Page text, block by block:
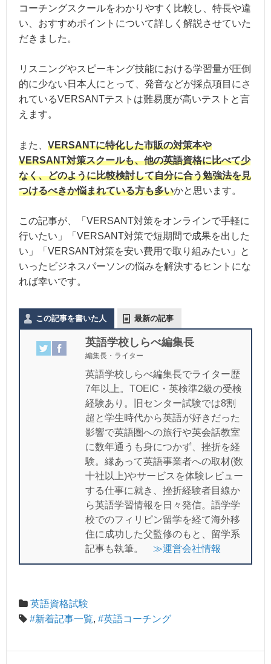
コーチングスクールをわかりやすく比較し、特長や違
い、おすすめポイントについて詳しく解説させていた
だきました。
リスニングやスピーキング技能における学習量が圧倒
的に少ない日本人にとって、発音などが採点項目にさ
れているVERSANTテストは難易度が高いテストと言
えます。
また、 VERSANTに特化した市販の対策本や
VERSANT対策スクールも、他の英語資格に比べて少
なく、どのように比較検討して自分に合う勉強法を見
つけるべきか悩まれている方も多いかと思います。
この記事が、「VERSANT対策をオンラインで手軽に
行いたい」「VERSANT対策で短期間で成果を出した
い」「VERSANT対策を安い費用で取り組みたい」と
いったビジネスパーソンの悩みを解決するヒントにな
れば幸いです。
この記事を書いた人 最新の記事
英語学校しらべ編集長
編集長・ライター
英語学校しらべ編集長でライター歴
7年以上。TOEIC・英検準2級の受検
経験あり。旧センター試験では8割
超と学生時代から英語が好きだった
影響で英語圏への旅行や英会話教室
に数年通うも身につかず、挫折を経
験。縁あって英語事業者への取材(数
十社以上)やサービスを体験レビュー
する仕事に就き、挫折経験者目線か
ら英語学習情報を日々発信。語学学
校でのフィリピン留学を経て海外移
住に成功した父監修のもと、留学系
記事も執筆。 ≫運営会社情報
英語資格試験
#新着記事一覧, #英語コーチング